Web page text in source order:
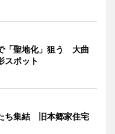
「聖地化」狙う 大曲
スポット
ち集結 旧本郷家住宅